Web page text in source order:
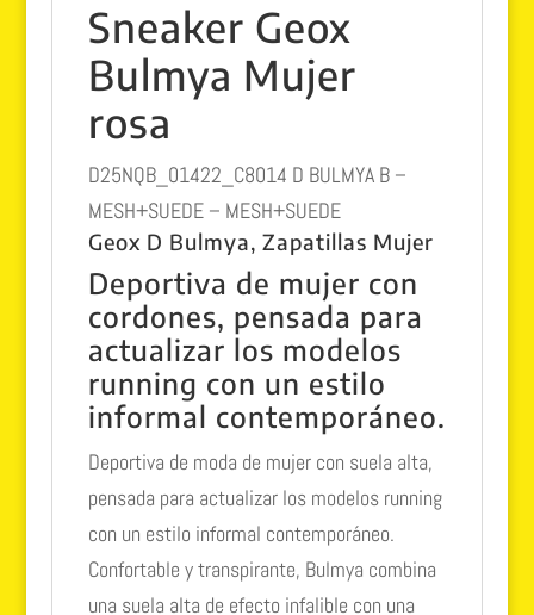
Sneaker Geox
Bulmya Mujer
rosa
D25NQB_01422_C8014 D BULMYA B –
MESH+SUEDE – MESH+SUEDE
Geox D Bulmya, Zapatillas Mujer
Deportiva de mujer con
cordones, pensada para
actualizar los modelos
running con un estilo
informal contemporáneo.
Deportiva de moda de mujer con suela alta,
pensada para actualizar los modelos running
con un estilo informal contemporáneo.
Confortable y transpirante, Bulmya combina
una suela alta de efecto infalible con una